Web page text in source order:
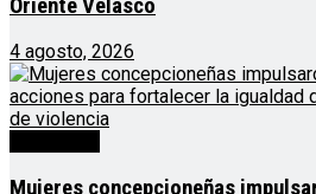
Oriente Velasco
4 agosto, 2026
Mujeres concepcioneñas